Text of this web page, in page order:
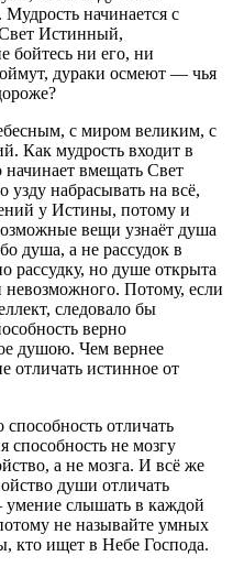
начинается с
Истинный,
бойтесь ни его, ни
дураки осмеют — чья
с миром великим, с
Как мудрость входит в
начинает вмещать Свет
набрасывать на всё,
у Истины, потому и
вещи узнаёт душа
душа, а не рассудок в
рассудку, но душе открыта
Потому, если
следовало бы
верно
душою. Чем вернее
отличать истинное от
отличать
не мозгу
а не мозга. И всё же
души отличать
умение слышать в каждой
не называйте умных
кто ищет в Небе Господа.